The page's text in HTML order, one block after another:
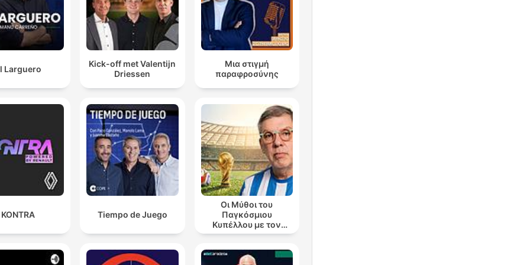
Larguero
Kick-off met Valentijn
Driessen
Μια στιγμή
παραφροσύνης
KONTRA Tiempo de Juego
Οι Μύθοι του
Παγκόσμιου
Κυπέλλου με τον
Θανάση Λάλα